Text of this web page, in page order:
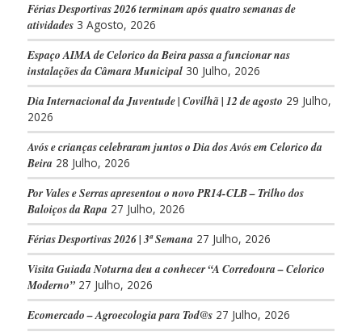
Férias Desportivas 2026 terminam após quatro semanas de
atividades 3 Agosto, 2026
Espaço AIMA de Celorico da Beira passa a funcionar nas
instalações da Câmara Municipal 30 Julho, 2026
Dia Internacional da Juventude | Covilhã | 12 de agosto 29 Julho,
2026
Avós e crianças celebraram juntos o Dia dos Avós em Celorico da
Beira 28 Julho, 2026
Por Vales e Serras apresentou o novo PR14-CLB – Trilho dos
Baloiços da Rapa 27 Julho, 2026
Férias Desportivas 2026 | 3ª Semana 27 Julho, 2026
Visita Guiada Noturna deu a conhecer “A Corredoura – Celorico
Moderno” 27 Julho, 2026
Ecomercado – Agroecologia para Tod@s 27 Julho, 2026